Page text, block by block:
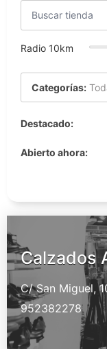
Radio 10km
Categorías:
Destacado:
Abierto ahora:
Calzados
C/ San Miguel,
952382278